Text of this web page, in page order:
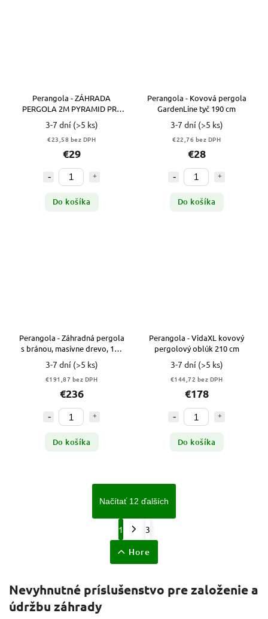
Perangola - ZÁHRADA
PERGOLA 2M PYRAMID PRE
KVETY RUŽE Príležitosť
3-7 dní (>5 ks)
€23,58 bez DPH
€29
Do košíka
Perangola - Kovová pergola
GardenLine tyč 190 cm
3-7 dní (>5 ks)
€22,76 bez DPH
€28
Do košíka
Perangola - Záhradná pergola
s bránou, masívne drevo, 120
x 60 cm
3-7 dní (>5 ks)
€191,87 bez DPH
€236
Do košíka
Perangola - VidaXL kovový
pergolový oblúk 210 cm
3-7 dní (>5 ks)
€144,72 bez DPH
€178
Do košíka
Načítať 12 ďalších
1 3
Hore
Nevyhnutné príslušenstvo pre založenie a
údržbu záhrady